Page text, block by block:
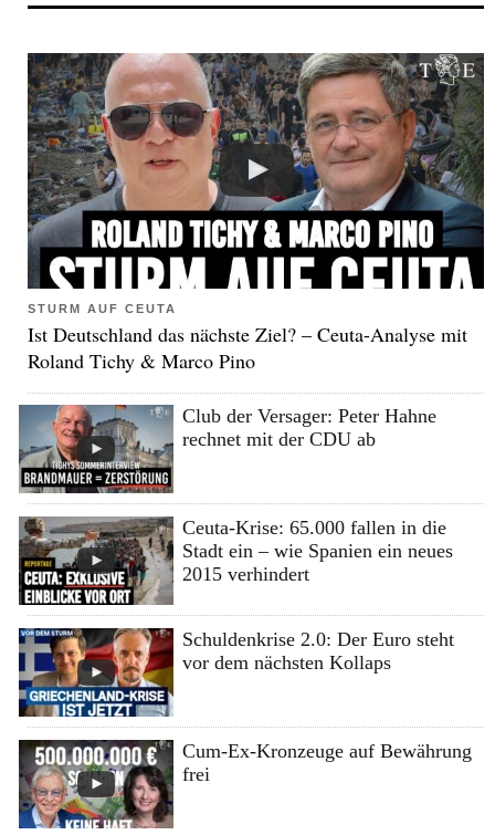
STURM AUF CEUTA
Ist Deutschland das nächste Ziel? – Ceuta-Analyse mit
Roland Tichy & Marco Pino
Club der Versager: Peter Hahne
rechnet mit der CDU ab
Ceuta-Krise: 65.000 fallen in die
Stadt ein – wie Spanien ein neues
2015 verhindert
Schuldenkrise 2.0: Der Euro steht
vor dem nächsten Kollaps
Cum-Ex-Kronzeuge auf Bewährung
frei